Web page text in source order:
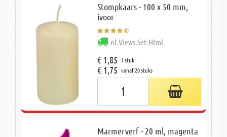
Stompkaars - 100 x 50 mm,
ivoor
nl.Views.Set.Html
€ 1,85 1 stuk
€ 1,75 vanaf 20 stuks
Marmerverf - 20 ml, magenta